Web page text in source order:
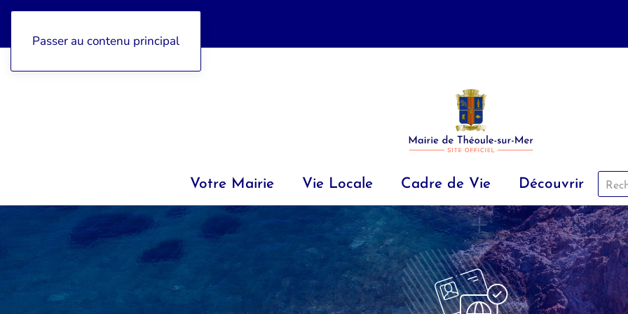
Passer au contenu principal
Votre Mairie Vie Locale Cadre de Vie Découvrir